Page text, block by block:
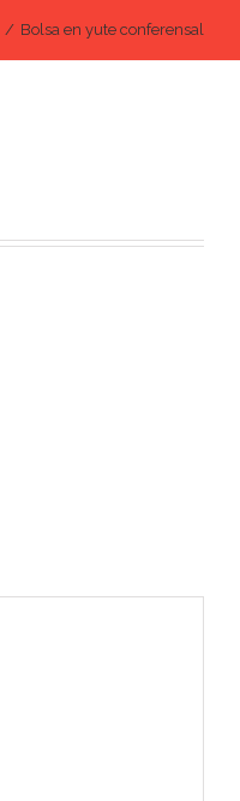
/ Bolsa en yute conferensal